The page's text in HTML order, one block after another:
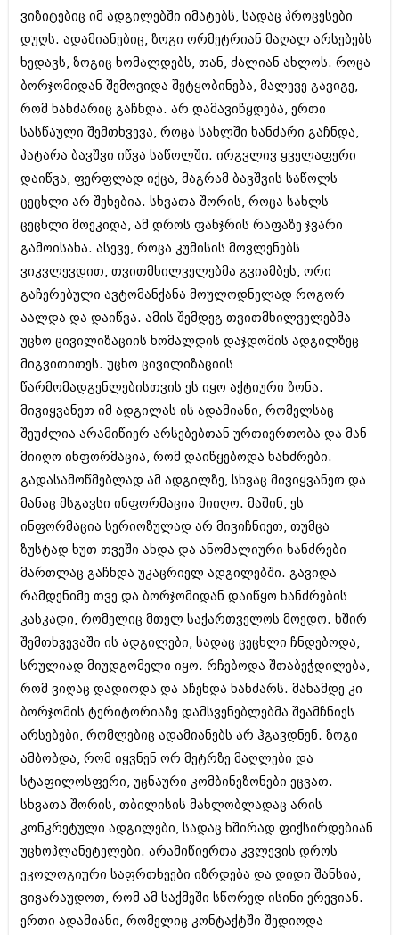
სექტემბერი 2016 (224)
აგვისტო 2016 (258)
ივლისი 2016 (211)
ივნისი 2016 (221)
აპრილი 2016 (215)
მარტი 2016 (200)
თებერვალი 2016 (250)
იანვარი 2016 (206)
დეკემბერი 2015 (207)
ნოემბერი 2015 (264)
ოქტომბერი 2015 (204)
სექტემბერი 2015 (215)
აგვისტო 2015 (286)
ივლისი 2015 (173)
ივნისი 2015 (261)
მაისი 2015 (194)
მარტი 2015 (365)
თებერვალი 2015 (286)
იანვარი 2015 (247)
დეკემბერი 2014 (342)
ნოემბერი 2014 (290)
ოქტომბერი 2014 (292)
სექტემბერი 2014 (394)
აგვისტო 2014 (248)
ივლისი 2014 (313)
ივნისი 2014 (366)
მაისი 2014 (313)
აპრილი 2014 (290)
თებერვალი 2014 (318)
იანვარი 2014 (297)
დეკემბერი 2013 (365)
ნოემბერი 2013 (279)
ოქტომბერი 2013 (256)
სექტემბერი 2013 (368)
აგვისტო 2013 (89)
ივნისი 2013 (212)
მაისი 2013 (259)
აპრილი 2013 (304)
მარტი 2013 (352)
იანვარი 2013 (334)
დეკემბერი 2012 (98)
ნოემბერი 2012 (295)
ოქტომბერი 2012 (350)
სექტემბერი 2012 (264)
აგვისტო 2012 (268)
ივლისი 2012 (322)
ივნისი 2012 (282)
მაისი 2012 (240)
ვიზიტებიც იმ ადგილებში იმატებს, სადაც პროცესები
დუღს. ადამიანებიც, ზოგი ორმეტრიან მაღალ არსებებს
ხედავს, ზოგიც ხომალდებს, თან, ძალიან ახლოს. როცა
ბორჯომიდან შემოვიდა შეტყობინება, მალევე გავიგე,
რომ ხანძარიც გაჩნდა. არ დამავიწყდება, ერთი
სასწაული შემთხვევა, როცა სახლში ხანძარი გაჩნდა,
პატარა ბავშვი იწვა საწოლში. ირგვლივ ყველაფერი
დაიწვა, ფერფლად იქცა, მაგრამ ბავშვის საწოლს
ცეცხლი არ შეხებია. სხვათა შორის, როცა სახლს
ცეცხლი მოეკიდა, ამ დროს ფანჯრის რაფაზე ჯვარი
გამოისახა. ასევე, როცა კუმისის მოვლენებს
ვიკვლევდით, თვითმხილველებმა გვიამბეს, ორი
გაჩერებული ავტომანქანა მოულოდნელად როგორ
აალდა და დაიწვა. ამის შემდეგ თვითმხილველებმა
უცხო ცივილიზაციის ხომალდის დაჯდომის ადგილზეც
მიგვითითეს. უცხო ცივილიზაციის
წარმომადგენლებისთვის ეს იყო აქტიური ზონა.
მივიყვანეთ იმ ადგილას ის ადამიანი, რომელსაც
შეუძლია არამიწიერ არსებებთან ურთიერთობა და მან
მიიღო ინფორმაცია, რომ დაიწყებოდა ხანძრები.
გადასამოწმებლად ამ ადგილზე, სხვაც მივიყვანეთ და
მანაც მსგავსი ინფორმაცია მიიღო. მაშინ, ეს
ინფორმაცია სერიოზულად არ მივიჩნიეთ, თუმცა
ზუსტად ხუთ თვეში ახდა და ანომალიური ხანძრები
მართლაც გაჩნდა უკაცრიელ ადგილებში. გავიდა
რამდენიმე თვე და ბორჯომიდან დაიწყო ხანძრების
კასკადი, რომელიც მთელ საქართველოს მოედო. ხშირ
შემთხვევაში ის ადგილები, სადაც ცეცხლი ჩნდებოდა,
სრულიად მიუდგომელი იყო. რჩებოდა შთაბეჭდილება,
რომ ვიღაც დადიოდა და აჩენდა ხანძარს. მანამდე კი
ბორჯომის ტერიტორიაზე დამსვენებლებმა შეამჩნიეს
არსებები, რომლებიც ადამიანებს არ ჰგავდნენ. ზოგი
ამბობდა, რომ იყვნენ ორ მეტრზე მაღლები და
სტაფილოსფერი, უცნაური კომბინეზონები ეცვათ.
სხვათა შორის, თბილისის მახლობლადაც არის
კონკრეტული ადგილები, სადაც ხშირად ფიქსირდებიან
უცხოპლანეტელები. არამიწიერთა კვლევის დროს
ეკოლოგიური საფრთხეები იზრდება და დიდი შანსია,
ვივარაუდოთ, რომ ამ საქმეში სწორედ ისინი ერევიან.
ერთი ადამიანი, რომელიც კონტაქტში შედიოდა